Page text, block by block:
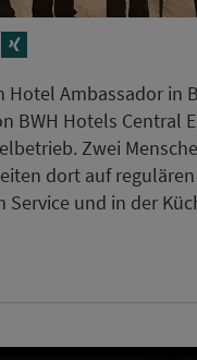
Hotel Ambassador in
BWH Hotels Central
Zwei
dort auf regulären
und in der